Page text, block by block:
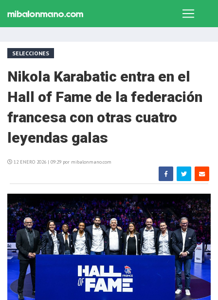
SELECCIONES
Nikola Karabatic entra en el
Hall of Fame de la federación
francesa con otras cuatro
leyendas galas
12 ENERO 2026 | 09:29 por mibalonmano.com